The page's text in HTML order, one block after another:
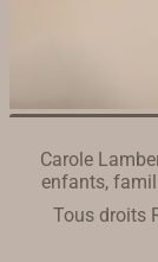
Carole
enfants,
Tous droits